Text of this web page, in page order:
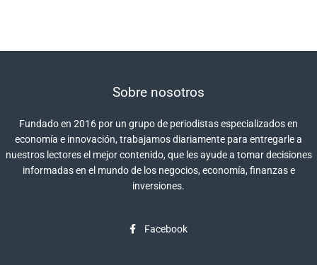
Sobre nosotros
Fundado en 2016 por un grupo de periodistas especializados en
economía e innovación, trabajamos diariamente para entregarle a
nuestros lectores el mejor contenido, que les ayude a tomar decisiones
informadas en el mundo de los negocios, economía, finanzas e
inversiones.
Facebook